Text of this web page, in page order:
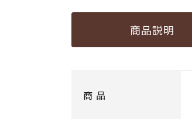
商品説明
商 品